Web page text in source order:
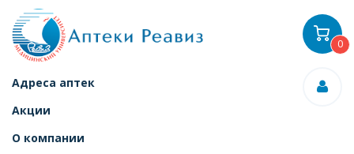
Адреса аптек
Акции
О компании
0